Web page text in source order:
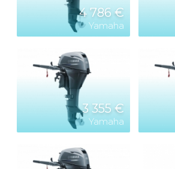
4 786 €
Yamaha
3 355 €
Yamaha